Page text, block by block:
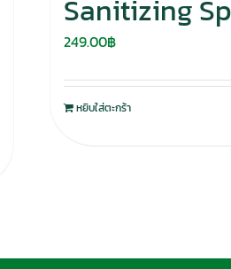
Sanitizing
249.00฿
หยิบใส่ตะกร้า